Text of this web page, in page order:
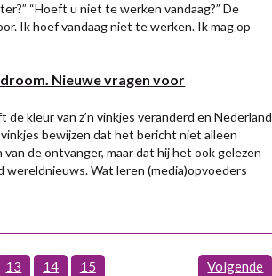
“Hoeft u niet te werken vandaag?” De
Ik hoef vandaag niet te werken. Ik mag op
Nieuwe vragen voor
kleur van z’n vinkjes veranderd en Nederland
bewijzen dat het bericht niet alleen
de ontvanger, maar dat hij het ook gelezen
Wat leren (media)opvoeders
13 14 15 Volgende